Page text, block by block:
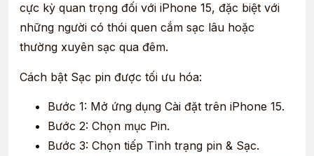
cực kỳ quan trọng đối với iPhone 15, đặc biệt với
những người có thói quen cắm sạc lâu hoặc
thường xuyên sạc qua đêm.
Cách bật Sạc pin được tối ưu hóa:
Bước 1: Mở ứng dụng Cài đặt trên iPhone 15.
Bước 2: Chọn mục Pin.
Bước 3: Chọn tiếp Tình trạng pin & Sạc.